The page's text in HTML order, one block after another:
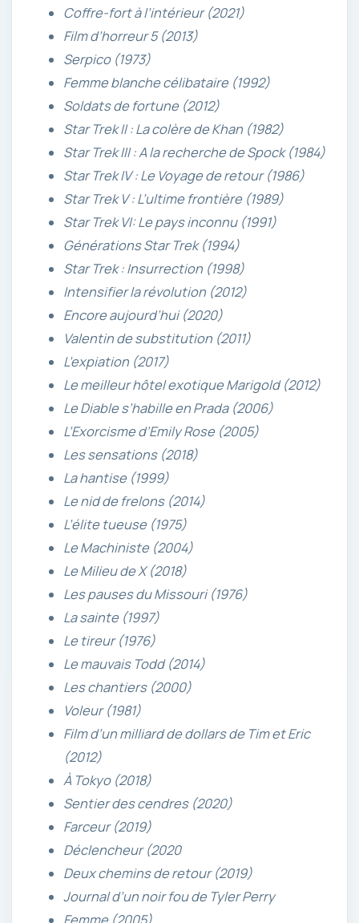
Coffre-fort à l’intérieur (2021)
Film d’horreur 5 (2013)
Serpico (1973)
Femme blanche célibataire (1992)
Soldats de fortune (2012)
Star Trek II : La colère de Khan (1982)
Star Trek III : A la recherche de Spock (1984)
Star Trek IV : Le Voyage de retour (1986)
Star Trek V : L’ultime frontière (1989)
Star Trek VI: Le pays inconnu (1991)
Générations Star Trek (1994)
Star Trek : Insurrection (1998)
Intensifier la révolution (2012)
Encore aujourd’hui (2020)
Valentin de substitution (2011)
L’expiation (2017)
Le meilleur hôtel exotique Marigold (2012)
Le Diable s’habille en Prada (2006)
L’Exorcisme d’Emily Rose (2005)
Les sensations (2018)
La hantise (1999)
Le nid de frelons (2014)
L’élite tueuse (1975)
Le Machiniste (2004)
Le Milieu de X (2018)
Les pauses du Missouri (1976)
La sainte (1997)
Le tireur (1976)
Le mauvais Todd (2014)
Les chantiers (2000)
Voleur (1981)
Film d’un milliard de dollars de Tim et Eric
(2012)
À Tokyo (2018)
Sentier des cendres (2020)
Farceur (2019)
Déclencheur (2020
Deux chemins de retour (2019)
Journal d’un noir fou de Tyler Perry